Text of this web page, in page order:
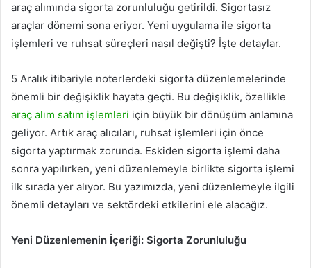
araç alımında sigorta zorunluluğu getirildi. Sigortasız
araçlar dönemi sona eriyor. Yeni uygulama ile sigorta
işlemleri ve ruhsat süreçleri nasıl değişti? İşte detaylar.
5 Aralık itibariyle noterlerdeki sigorta düzenlemelerinde
önemli bir değişiklik hayata geçti. Bu değişiklik, özellikle
araç alım satım işlemleri için büyük bir dönüşüm anlamına
geliyor. Artık araç alıcıları, ruhsat işlemleri için önce
sigorta yaptırmak zorunda. Eskiden sigorta işlemi daha
sonra yapılırken, yeni düzenlemeyle birlikte sigorta işlemi
ilk sırada yer alıyor. Bu yazımızda, yeni düzenlemeyle ilgili
önemli detayları ve sektördeki etkilerini ele alacağız.
Yeni Düzenlemenin İçeriği: Sigorta Zorunluluğu